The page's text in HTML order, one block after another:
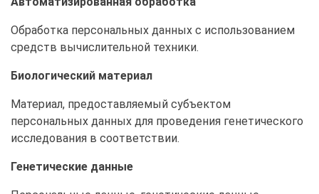
Обработка персональных данных с использованием
средств вычислительной техники.
Биологический материал
Материал, предоставляемый субъектом
персональных данных для проведения генетического
исследования в соответствии.
Генетические данные